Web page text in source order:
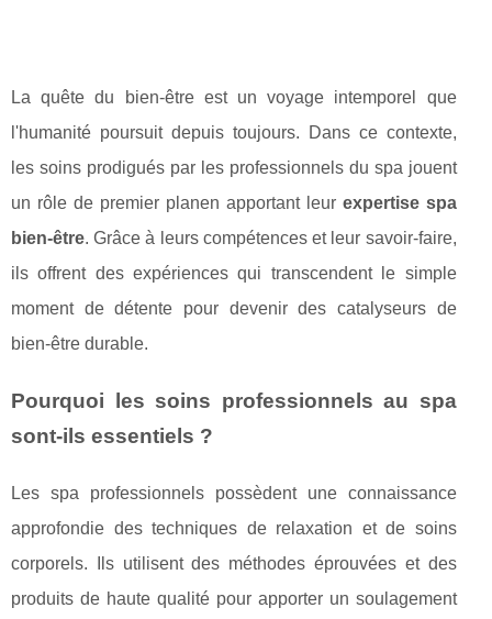
La quête du bien-être est un voyage intemporel que
l'humanité poursuit depuis toujours. Dans ce contexte,
les soins prodigués par les professionnels du spa jouent
un rôle de premier planen apportant leur expertise spa
bien-être. Grâce à leurs compétences et leur savoir-faire,
ils offrent des expériences qui transcendent le simple
moment de détente pour devenir des catalyseurs de
bien-être durable.
Pourquoi les soins professionnels au spa
sont-ils essentiels ?
Les spa professionnels possèdent une connaissance
approfondie des techniques de relaxation et de soins
corporels. Ils utilisent des méthodes éprouvées et des
produits de haute qualité pour apporter un soulagement